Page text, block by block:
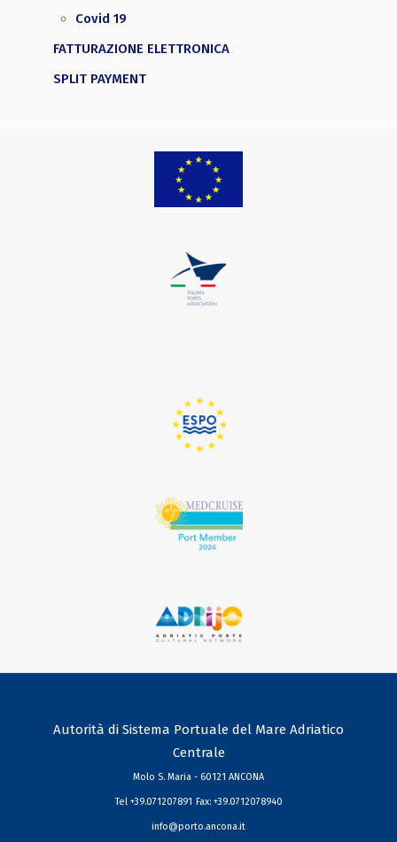
Covid 19
FATTURAZIONE ELETTRONICA
SPLIT PAYMENT
Autorità di Sistema Portuale del Mare Adriatico
Centrale
Molo S. Maria - 60121 ANCONA
Tel +39.071207891 Fax: +39.0712078940
info@porto.ancona.it